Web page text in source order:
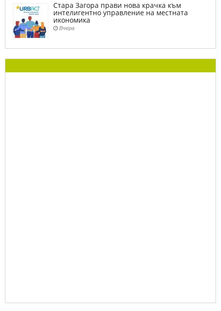
Стара Загора прави нова крачка към
интелигентно управление на местната
икономика
Вчера